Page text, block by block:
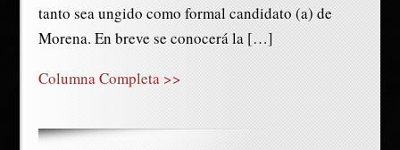
tanto sea ungido como formal candidato (a) de
Morena. En breve se conocerá la […]
Columna Completa >>